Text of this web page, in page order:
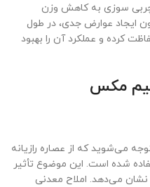
سوزی به کاهش وزن
ایجاد عوارض جدی، در طول
کرده و عملکرد آن را بهبود
مکس
می‌شوید که از عصاره رازیانه
شده است. این موضوع تأثیر
نشان می‌دهد. املاح معدنی